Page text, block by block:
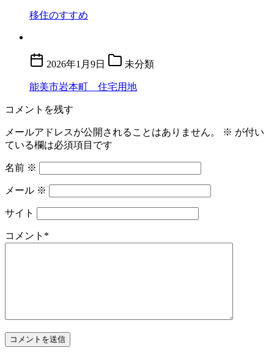
移住のすすめ
2026年1月9日 未分類
能美市岩本町 住宅用地
コメントを残す
メールアドレスが公開されることはありません。 ※ が付い
ている欄は必須項目です
名前 ※
メール ※
サイト
コメント *